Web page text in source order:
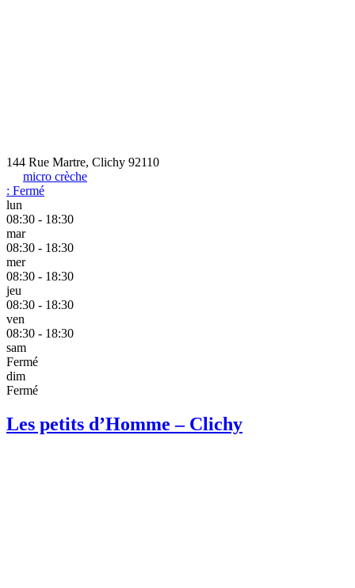
144 Rue Martre, Clichy 92110
micro crèche
: Fermé
lun
08:30 - 18:30
mar
08:30 - 18:30
mer
08:30 - 18:30
jeu
08:30 - 18:30
ven
08:30 - 18:30
sam
Fermé
dim
Fermé
Les petits d’Homme – Clichy